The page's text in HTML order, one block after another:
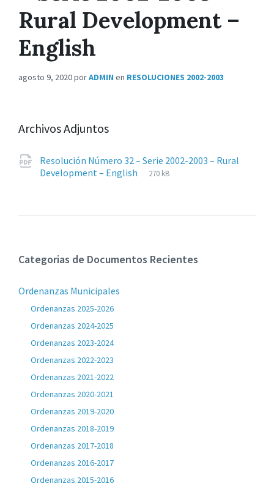
Rural Development –
English
agosto 9, 2020porADMIN en RESOLUCIONES 2002-2003
Archivos Adjuntos
Resolución Número 32 – Serie 2002-2003 – Rural
Development – English
Extensiones
pdf
Tamaño
270 kB
Categorias de Documentos Recientes
Ordenanzas Municipales
Ordenanzas 2025-2026
Ordenanzas 2024-2025
Ordenanzas 2023-2024
Ordenanzas 2022-2023
Ordenanzas 2021-2022
Ordenanzas 2020-2021
Ordenanzas 2019-2020
Ordenanzas 2018-2019
Ordenanzas 2017-2018
Ordenanzas 2016-2017
Ordenanzas 2015-2016